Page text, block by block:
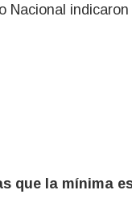
Nacional
que la mínima